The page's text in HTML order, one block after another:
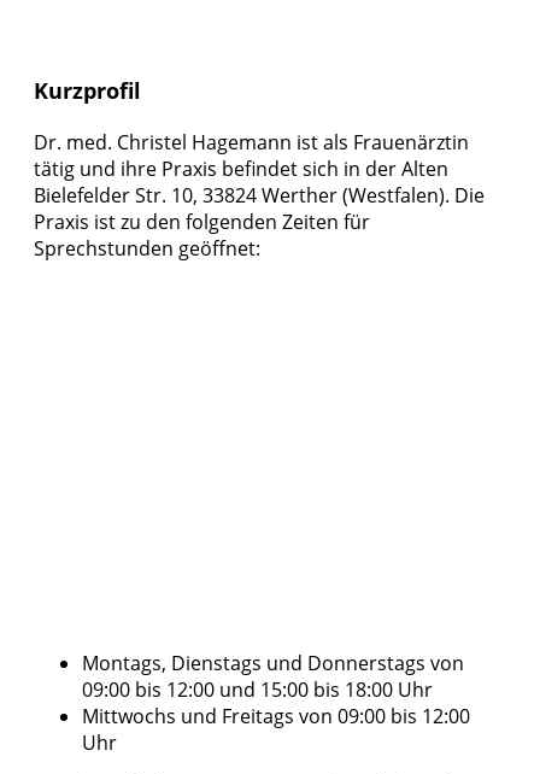
Kurzprofil
Dr. med. Christel Hagemann ist als Frauenärztin
tätig und ihre Praxis befindet sich in der Alten
Bielefelder Str. 10, 33824 Werther (Westfalen). Die
Praxis ist zu den folgenden Zeiten für
Sprechstunden geöffnet:
Montags, Dienstags und Donnerstags von
09:00 bis 12:00 und 15:00 bis 18:00 Uhr
Mittwochs und Freitags von 09:00 bis 12:00
Uhr